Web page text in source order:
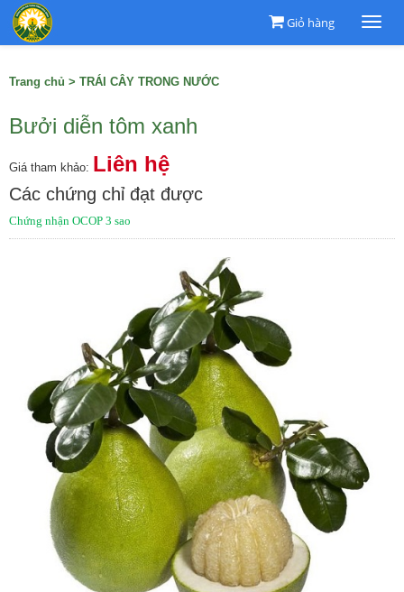
Giỏ hàng
Trang chủ > TRÁI CÂY TRONG NƯỚC
Bưởi diễn tôm xanh
Giá tham khảo: Liên hệ
Các chứng chỉ đạt được
Chứng nhận OCOP 3 sao